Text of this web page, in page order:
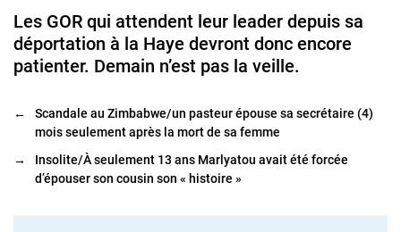
Les GOR qui attendent leur leader depuis sa
déportation à la Haye devront donc encore
patienter. Demain n’est pas la veille.
←
Scandale au Zimbabwe/un pasteur épouse sa secrétaire (4)
mois seulement après la mort de sa femme
→
Insolite/À seulement 13 ans Marlyatou avait été forcée
d’épouser son cousin son « histoire »